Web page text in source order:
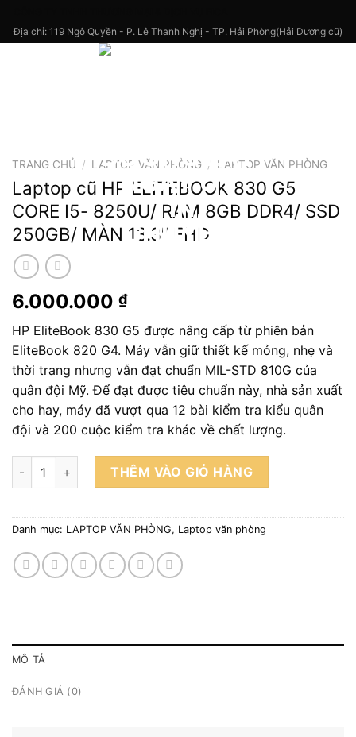
Địa chỉ: 119 Ngô Quyền - P. Lê Thanh Nghị - TP. Hải Phòng(Hải Dương cũ)
TRANG CHỦ / LAPTOP VĂN PHÒNG / LAPTOP VĂN PHÒNG
Laptop cũ HP ELITEBOOK 830 G5
CORE I5- 8250U/ RAM 8GB DDR4/ SSD
250GB/ MÀN 13.3″ FHD
6.000.000 ₫
HP EliteBook 830 G5 được nâng cấp từ phiên bản
EliteBook 820 G4. Máy vẫn giữ thiết kế mỏng, nhẹ và
thời trang nhưng vẫn đạt chuẩn MIL-STD 810G của
quân đội Mỹ. Để đạt được tiêu chuẩn này, nhà sản xuất
cho hay, máy đã vượt qua 12 bài kiểm tra kiểu quân
đội và 200 cuộc kiểm tra khác về chất lượng.
Laptop cũ HP ELITEBOOK 830 G5 CORE I5- 8250U/ RAM
THÊM VÀO GIỎ HÀNG
Danh mục: LAPTOP VĂN PHÒNG, Laptop văn phòng
MÔ TẢ
ĐÁNH GIÁ (0)